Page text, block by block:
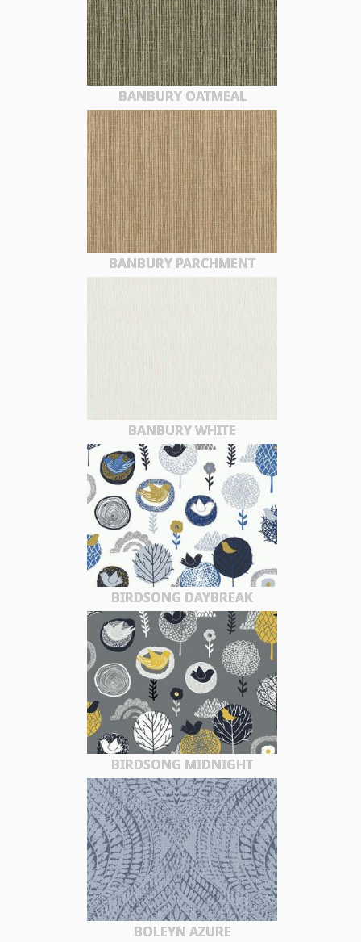
BANBURY OATMEAL
BANBURY PARCHMENT
BANBURY WHITE
BIRDSONG DAYBREAK
BIRDSONG MIDNIGHT
BOLEYN AZURE